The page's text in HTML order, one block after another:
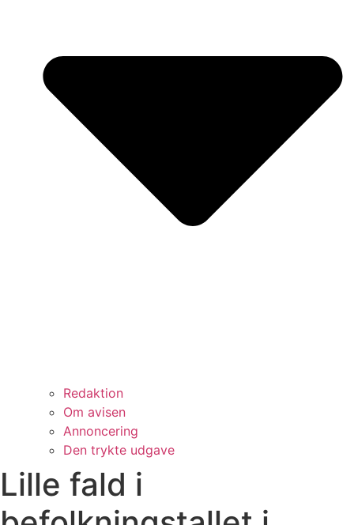
Redaktion
Om avisen
Annoncering
Den trykte udgave
Lille fald i